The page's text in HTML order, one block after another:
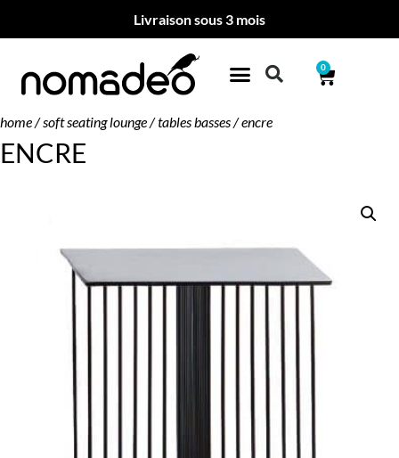
Livraison sous 3 mois
0
home/soft seating lounge/tables basses/ encre
ENCRE